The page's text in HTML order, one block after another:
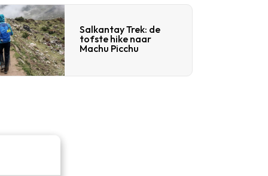
Salkantay Trek: de
tofste hike naar
Machu Picchu